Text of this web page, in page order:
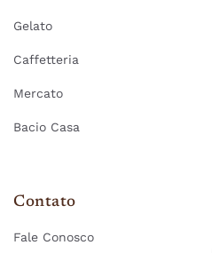
Gelato
Caffetteria
Mercato
Bacio Casa
Contato
Fale Conosco